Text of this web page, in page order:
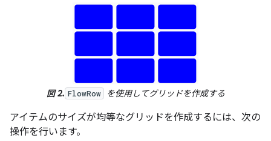
図 2. FlowRow を使用してグリッドを作成する
アイテムのサイズが均等なグリッドを作成するには、次の
操作を行います。